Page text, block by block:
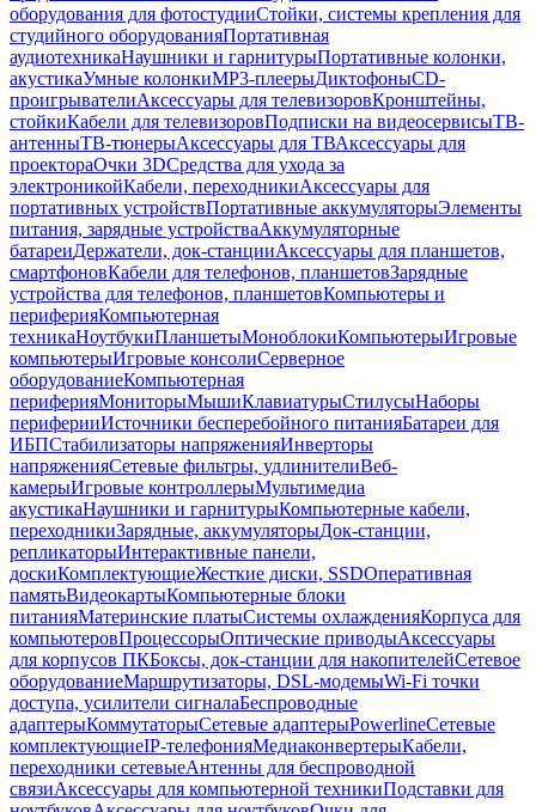
оборудования для фотостудииСтойки, системы крепления для
студийного оборудованияПортативная
аудиотехникаНаушники и гарнитурыПортативные колонки,
акустикаУмные колонкиMP3-плеерыДиктофоныCD-
проигрывателиАксессуары для телевизоровКронштейны,
стойкиКабели для телевизоровПодписки на видеосервисыТВ-
антенныТВ-тюнерыАксессуары для ТВАксессуары для
проектораОчки 3DСредства для ухода за
электроникойКабели, переходникиАксессуары для
портативных устройствПортативные аккумуляторыЭлементы
питания, зарядные устройстваАккумуляторные
батареиДержатели, док-станцииАксессуары для планшетов,
смартфоновКабели для телефонов, планшетовЗарядные
устройства для телефонов, планшетовКомпьютеры и
периферияКомпьютерная
техникаНоутбукиПланшетыМоноблокиКомпьютерыИгровые
компьютерыИгровые консолиСерверное
оборудованиеКомпьютерная
периферияМониторыМышиКлавиатурыСтилусыНаборы
периферииИсточники бесперебойного питанияБатареи для
ИБПСтабилизаторы напряженияИнверторы
напряженияСетевые фильтры, удлинителиВеб-
камерыИгровые контроллерыМультимедиа
акустикаНаушники и гарнитурыКомпьютерные кабели,
переходникиЗарядные, аккумуляторыДок-станции,
репликаторыИнтерактивные панели,
доскиКомплектующиеЖесткие диски, SSDОперативная
памятьВидеокартыКомпьютерные блоки
питанияМатеринские платыСистемы охлажденияКорпуса для
компьютеровПроцессорыОптические приводыАксессуары
для корпусов ПКБоксы, док-станции для накопителейСетевое
оборудованиеМаршрутизаторы, DSL-модемыWi-Fi точки
доступа, усилители сигналаБеспроводные
адаптерыКоммутаторыСетевые адаптерыPowerlineСетевые
комплектующиеIP-телефонияМедиаконвертерыКабели,
переходники сетевыеАнтенны для беспроводной
связиАксессуары для компьютерной техникиПодставки для